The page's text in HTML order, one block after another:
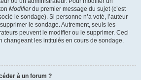
Modifierdu premier message du sujet (c’est
le sondage). Si personne n’a voté, l’auteur
le sondage. Autrement, seuls les
peuvent le modifier ou le supprimer. Ceci
changeant les intitulés en cours de sondage.
à un forum ?